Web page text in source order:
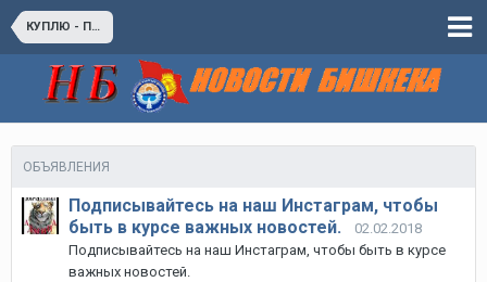
КУПЛЮ - ПРОДАМ
ОБЪЯВЛЕНИЯ
Подписывайтесь на наш Инстаграм, чтобы
быть в курсе важных новостей.
02.02.2018
Подписывайтесь на наш Инстаграм, чтобы быть в курсе
важных новостей.